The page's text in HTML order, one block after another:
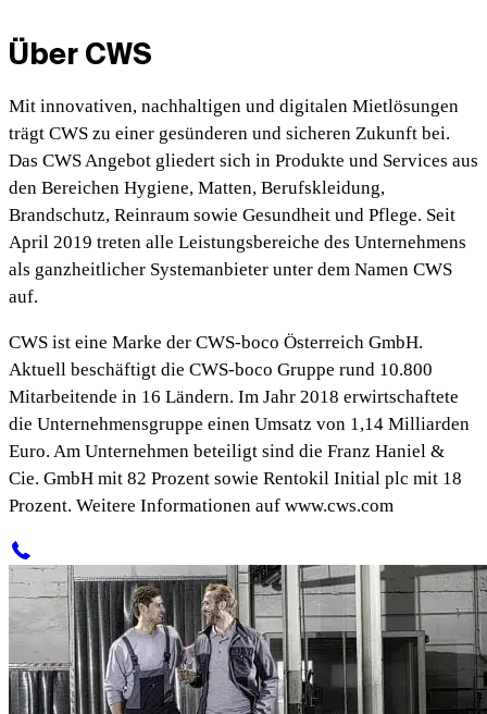
Über CWS
Mit innovativen, nachhaltigen und digitalen Mietlösungen
trägt CWS zu einer gesünderen und sicheren Zukunft bei.
Das CWS Angebot gliedert sich in Produkte und Services aus
den Bereichen Hygiene, Matten, Berufskleidung,
Brandschutz, Reinraum sowie Gesundheit und Pflege. Seit
April 2019 treten alle Leistungsbereiche des Unternehmens
als ganzheitlicher Systemanbieter unter dem Namen CWS
auf.
CWS ist eine Marke der CWS-boco Österreich GmbH.
Aktuell beschäftigt die CWS-boco Gruppe rund 10.800
Mitarbeitende in 16 Ländern. Im Jahr 2018 erwirtschaftete
die Unternehmensgruppe einen Umsatz von 1,14 Milliarden
Euro. Am Unternehmen beteiligt sind die Franz Haniel &
Cie. GmbH mit 82 Prozent sowie Rentokil Initial plc mit 18
Prozent. Weitere Informationen auf www.cws.com